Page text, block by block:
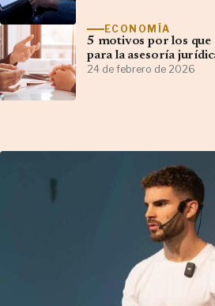
ECONOMÍA
5 motivos por los
para la asesoría
24 de febrero de 2026